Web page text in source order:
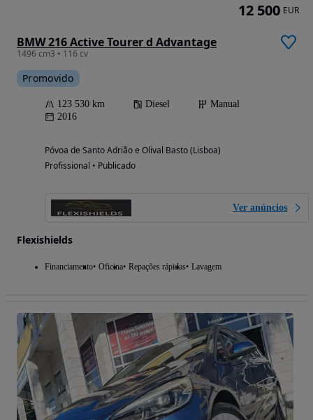
BMW 216 Active Tourer d Advantage
1496 cm3 • 116 cv
Promovido
123 530 km Diesel
Manual
2016
Póvoa de Santo Adrião e Olival Basto (Lisboa)
Profissional • Publicado
Ver anúncios
Flexishields
Financiamento Oficina Repações rápidas Lavagem
12 500 EUR